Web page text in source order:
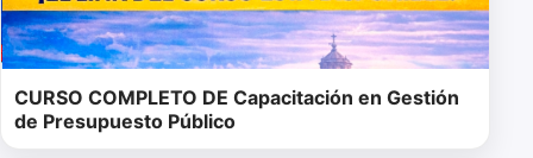
CURSO COMPLETO DE Capacitación en Gestión
de Presupuesto Público